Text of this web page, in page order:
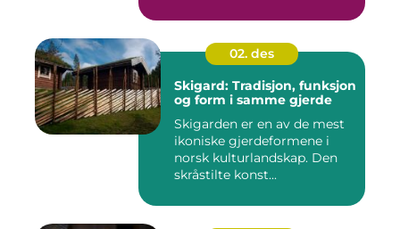
02. des
Skigard: Tradisjon, funksjon
og form i samme gjerde
Skigarden er en av de mest
ikoniske gjerdeformene i
norsk kulturlandskap. Den
skråstilte konst...